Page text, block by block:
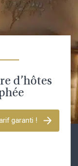
d’hôtes
garanti !